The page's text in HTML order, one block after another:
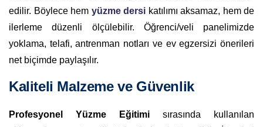
edilir. Böylece hem yüzme dersi katılımı aksamaz, hem de
ilerleme düzenli ölçülebilir. Öğrenci/veli panelimizde
yoklama, telafi, antrenman notları ve ev egzersizi önerileri
net biçimde paylaşılır.
Kaliteli Malzeme ve Güvenlik
Profesyonel Yüzme Eğitimi sırasında kullanılan